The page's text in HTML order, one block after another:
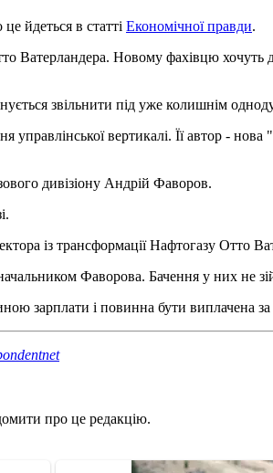
йдеться в статті Економічної правди.
Новому фахівцю хочуть
звільнити під уже колишнім
вертикалі. Її автор -
дивізіону Андрій Фаворов.
із трансформації Нафтогазу Отто
Фаворова. Бачення у них не
зарплати і повинна бути виплачена
про це редакцію.